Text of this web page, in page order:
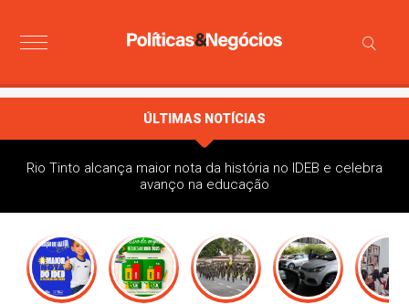
ÚLTIMAS NOTÍCIAS
Rio Tinto alcança maior nota da história no IDEB e celebra
avanço na educação